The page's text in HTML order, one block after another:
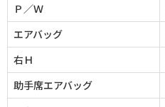
Ｐ／Ｗ
エアバッグ
右Ｈ
助手席エアバッグ